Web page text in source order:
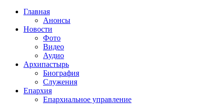
Вы здесь
Главная
Анонсы
Новости
Фото
Видео
Аудио
Архипастырь
Биография
Служения
Епархия
Епархиальное управление